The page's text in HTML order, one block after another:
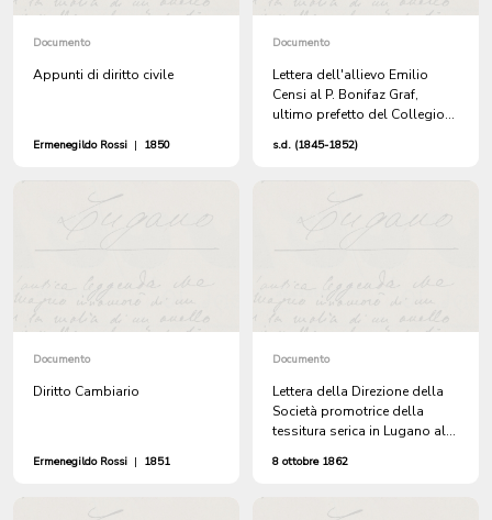
Documento
Appunti di diritto civile
Ermenegildo Rossi | 1850
Documento
Lettera dell'allievo Emilio
Censi al P. Bonifaz Graf,
ultimo prefetto del Collegio
Bellinzona, con gli auguri per
s.d. (1845-1852)
Documento
Diritto Cambiario
Ermenegildo Rossi | 1851
Documento
Lettera della Direzione della
Società promotrice della
tessitura serica in Lugano alla
cui notifica l'apertura della
serica, frequentata da dieci
8 ottobre 1862